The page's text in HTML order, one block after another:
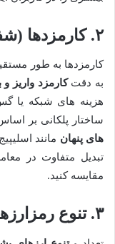
۲. کارمزدها (شفاف و قابل مقایسه)
کارمزدها به طور
به دقتکارمزد واریز
هزینه های شبکه یا
ساختار پلکانی بر
های پنهان
مقایسه کنید.
۳. تنوع رمزارزها و بازارهای معاملاتی